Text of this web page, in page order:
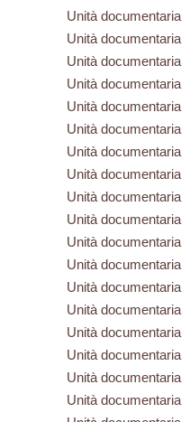
Unità documentaria
Unità documentaria
Unità documentaria
Unità documentaria
Unità documentaria
Unità documentaria
Unità documentaria
Unità documentaria
Unità documentaria
Unità documentaria
Unità documentaria
Unità documentaria
Unità documentaria
Unità documentaria
Unità documentaria
Unità documentaria
Unità documentaria
Unità documentaria